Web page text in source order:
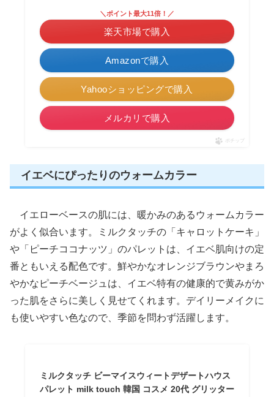
Amazonで購入
＼ポイント最大11倍！／
楽天市場で購入
Yahooショッピングで購入
メルカリで購入
ポチップ
イエベにぴったりのウォームカラー
イエローベースの肌には、暖かみのあるウォームカラー
がよく似合います。ミルクタッチの「キャロットケーキ」
や「ピーチココナッツ」のパレットは、イエベ肌向けの定
番ともいえる配色です。鮮やかなオレンジブラウンやまろ
やかなピーチベージュは、イエベ特有の健康的で黄みがか
った肌をさらに美しく見せてくれます。デイリーメイクに
も使いやすい色なので、季節を問わず活躍します。
ミルクタッチ ビーマイスウィートデザートハウス
パレット milk touch 韓国 コスメ 20代 グリッター